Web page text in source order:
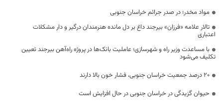
مواد مخدر؛ در صدر جرائم خراسان جنوبی
تالار علامه «فرزان» بیرجند داغ بر دل مانده هنرمندان درگیر و دار مشکلات
اعتباری
با مساعدت وزیر راه و شهرسازی؛ عاملیت بانک‌ها در پروژه راه‌آهن بیرجند تعیین
تکلیف می‌شود
20 درصد جمعیت خراسان جنوبی، فشار خون بالا دارند
حیوان گزیدگی در خراسان جنوبی در حال افزایش است